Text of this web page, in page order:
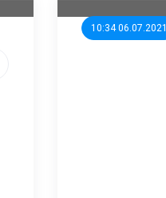
10:34 06.07.2021